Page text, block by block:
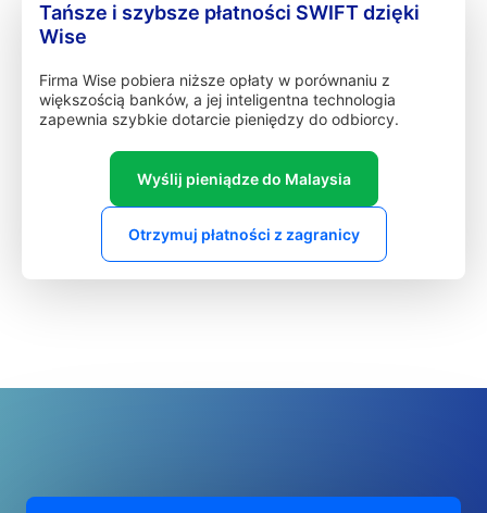
Tańsze i szybsze płatności SWIFT dzięki
Wise
Firma Wise pobiera niższe opłaty w porównaniu z
większością banków, a jej inteligentna technologia
zapewnia szybkie dotarcie pieniędzy do odbiorcy.
Wyślij pieniądze do Malaysia
Otrzymuj płatności z zagranicy